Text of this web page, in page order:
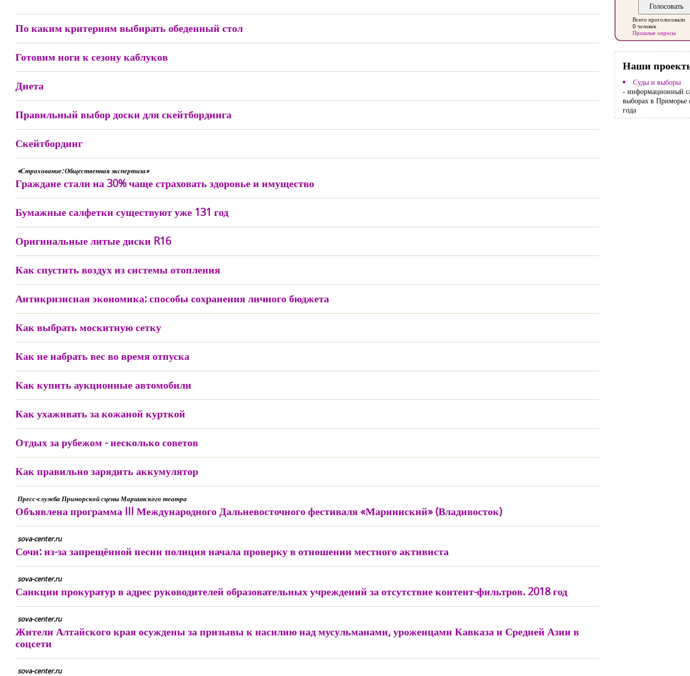
По каким критериям выбирать обеденный стол
Готовим ноги к сезону каблуков
Диета
Правильный выбор доски для скейтбординга
Скейтбординг
«Страхование: Общественная экспертиза»
Граждане стали на 30% чаще страховать здоровье и имущество
Бумажные салфетки существуют уже 131 год
Оригинальные литые диски R16
Как спустить воздух из системы отопления
Антикризисная экономика: способы сохранения личного бюджета
Как выбрать москитную сетку
Как не набрать вес во время отпуска
Как купить аукционные автомобили
Как ухаживать за кожаной курткой
Отдых за рубежом - несколько советов
Как правильно зарядить аккумулятор
Пресс-служба Приморской сцены Мариинского театра
Объявлена программа III Международного Дальневосточного фестиваля «Мариинский» (Владивосток)
sova-center.ru
Сочи: из-за запрещённой песни полиция начала проверку в отношении местного активиста
sova-center.ru
Санкции прокуратур в адрес руководителей образовательных учреждений за отсутствие контент-фильтров. 2018 год
sova-center.ru
Жители Алтайского края осуждены за призывы к насилию над мусульманами, уроженцами Кавказа и Средней Азии в
соцсети
sova-center.ru
Всего проголосовало
0 человек
Прошлые опросы
Наши
Суды и выборы
- информационный
выборах в Приморье
года